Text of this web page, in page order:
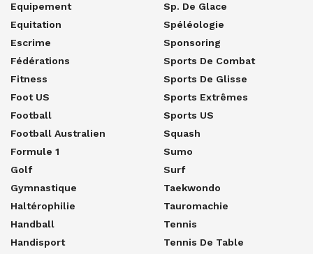
Equipement
Equitation
Escrime
Fédérations
Fitness
Foot US
Football
Football Australien
Formule 1
Golf
Gymnastique
Haltérophilie
Handball
Handisport
Sp. De Glace
Spéléologie
Sponsoring
Sports De Combat
Sports De Glisse
Sports Extrêmes
Sports US
Squash
Sumo
Surf
Taekwondo
Tauromachie
Tennis
Tennis De Table